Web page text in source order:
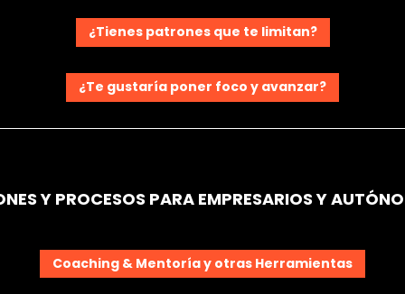
¿Tienes patrones que te limitan?
¿Te gustaría poner foco y avanzar?
Y PROCESOS PARA EMPRESARIOS Y
Coaching & Mentoría y otras Herramientas